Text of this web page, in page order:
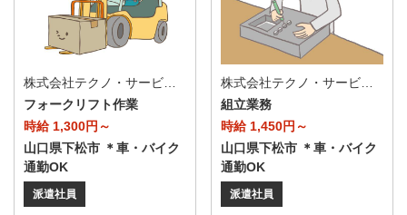
フォークリフト作業
時給 1,300円～
山口県下松市 ＊車・バイク
通勤OK
派遣社員
組立業務
時給 1,450円～
山口県下松市 ＊車・バイク
通勤OK
派遣社員